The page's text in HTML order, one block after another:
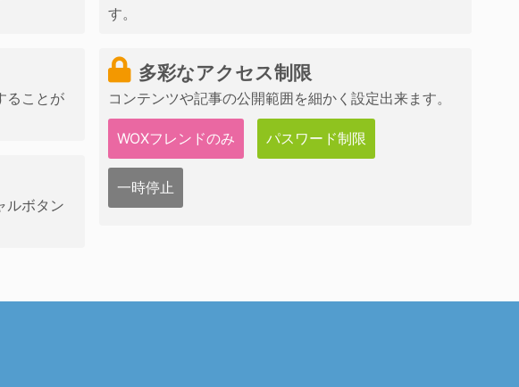
ることが
ルボタン
す。
多彩なアクセス制限
コンテンツや記事の公開範囲を細かく設定出来ます。
WOXフレンドのみ パスワード制限
一時停止